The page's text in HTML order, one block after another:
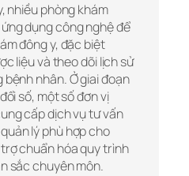
nhiều phòng khám
dụng công nghệ để
đông y, đặc biệt
liệu và theo dõi lịch sử
nhân. Ở giai đoạn
số, một số đơn vị
cấp dịch vụ tư vấn
lý phù hợp cho
chuẩn hóa quy trình
sắc chuyên môn.